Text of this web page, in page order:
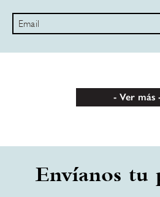
Ver más
Envíanos tu